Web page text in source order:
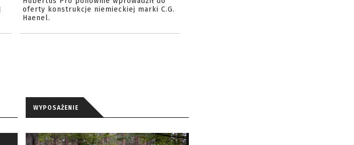
oferty konstrukcje niemieckiej marki C.G.
Haenel.
WYPOSAŻENIE